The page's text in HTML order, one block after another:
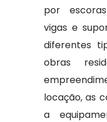
por
vigas e
diferentes
obras
locação, as
a